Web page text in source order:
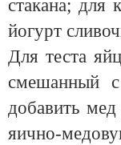
стакана; для
йогурт
Для теста
смешанный
добавить
яично-